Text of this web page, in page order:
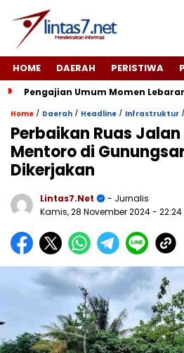
HOME DAERAH PERISTIWA
Pengajian Umum Momen
Home / Daerah / Headline / Infrastruktur /
Perbaikan Ruas
Mentoro di
Dikerjakan
Lintas7.net
- Jurnalis
Kamis, 28 November 2024- 22:24